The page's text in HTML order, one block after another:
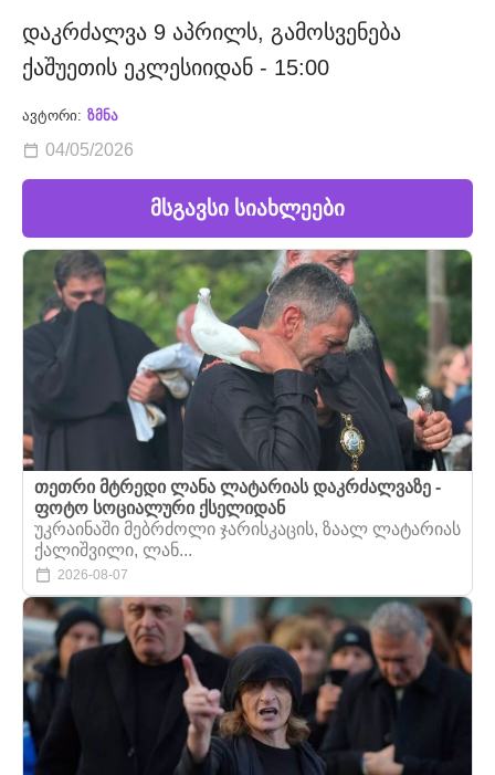
დაკრძალვა 9 აპრილს, გამოსვენება
ქაშუეთის ეკლესიიდან - 15:00
ავტორი: ზმნა
04/05/2026
მსგავსი სიახლეები
თეთრი მტრედი ლანა ლატარიას დაკრძალვაზე -
ფოტო სოციალური ქსელიდან
უკრაინაში მებრძოლი ჯარისკაცის, ზაალ ლატარიას
ქალიშვილი, ლან...
2026-08-07